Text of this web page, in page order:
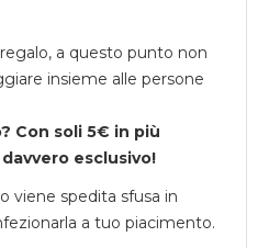
a questo punto non
insieme alle persone
Con soli 5€ in più
esclusivo!
viene spedita sfusa in
a tuo piacimento.